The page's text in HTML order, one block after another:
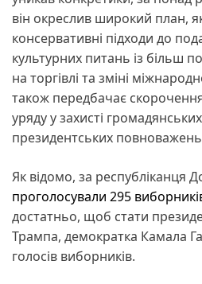
він окреслив широкий план,
консервативні підходи до
культурних питань із більш
на торгівлі та зміні
також передбачає
уряду у захисті
президентських
Як відомо, за республіканця
проголосували 295
достатньо, щоб стати
Трампа, демократка Камала
голосів виборників.